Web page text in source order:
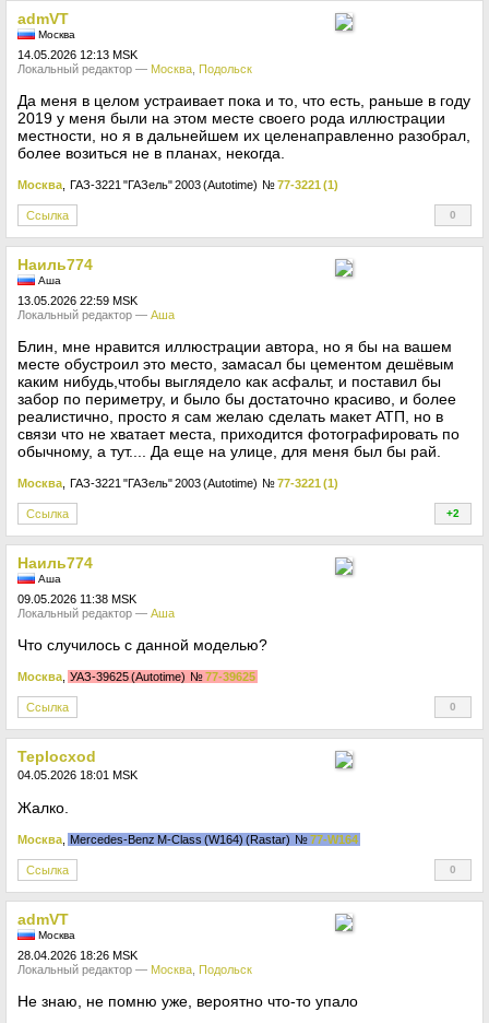
admVT
Москва
14.05.2026 12:13 MSK
Локальный редактор — Москва Подольск
Да меня в целом устраивает пока и то, что есть, раньше в году
2019 у меня были на этом месте своего рода иллюстрации
местности, но я в дальнейшем их целенаправленно разобрал,
более возиться не в планах, некогда.
Москва , ГАЗ-3221 "ГАЗель" 2003 (Autotime) №77-3221 (1)
Ссылка
0
+0
Наиль774
Аша
13.05.2026 22:59 MSK
Локальный редактор — Аша
Блин, мне нравится иллюстрации автора, но я бы на вашем
месте обустроил это место, замасал бы цементом дешёвым
каким нибудь,чтобы выглядело как асфальт, и поставил бы
забор по периметру, и было бы достаточно красиво, и более
реалистично, просто я сам желаю сделать макет АТП, но в
связи что не хватает места, приходится фотографировать по
обычному, а тут.... Да еще на улице, для меня был бы рай.
Москва , ГАЗ-3221 "ГАЗель" 2003 (Autotime) №77-3221 (1)
Ссылка
+2
+2
Наиль774
Аша
09.05.2026 11:38 MSK
Локальный редактор — Аша
Что случилось с данной моделью?
Москва УАЗ-39625 (Autotime) №77-39625
Ссылка
0
+0
Teplocxod
04.05.2026 18:01 MSK
Жалко.
Москва Mercedes-Benz M-Class (W164) (Rastar) №77-W164
Ссылка
0
+0
admVT
Москва
28.04.2026 18:26 MSK
Локальный редактор — Москва Подольск
Не знаю, не помню уже, вероятно что-то упало